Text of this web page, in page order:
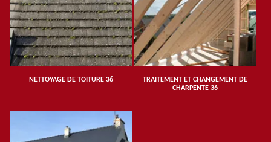
NETTOYAGE DE TOITURE 36
TRAITEMENT ET CHANGEMENT DE
CHARPENTE 36